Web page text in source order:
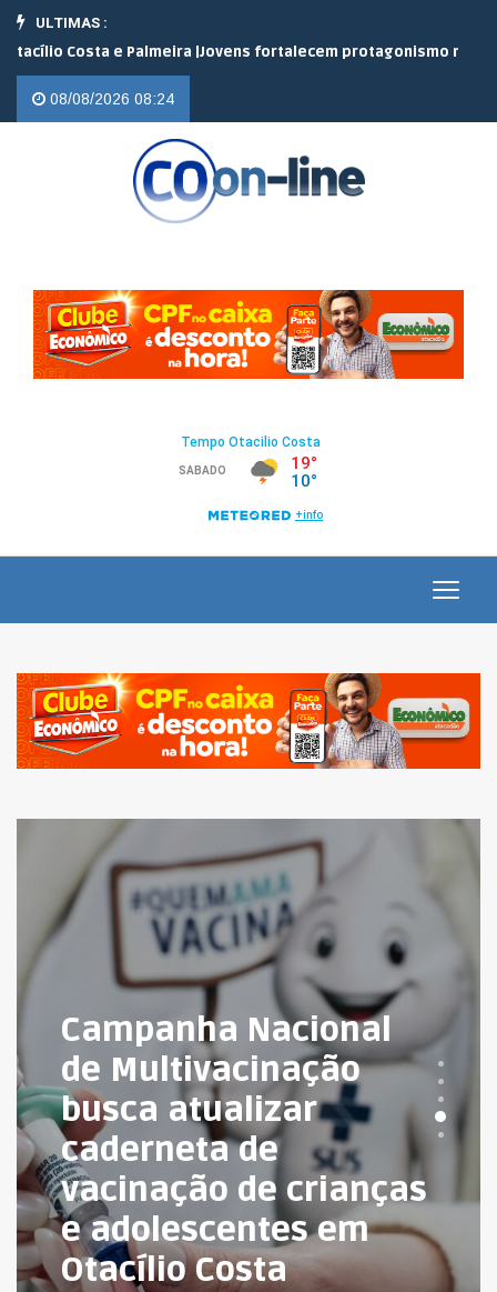
ULTIMAS :
|Jovens fortalecem protagonismo no campo em encontro
08/08/2026 08:24
Campanha Nacional
de Multivacinação
busca atualizar
caderneta de
vacinação de crianças
e adolescentes em
Otacílio Costa